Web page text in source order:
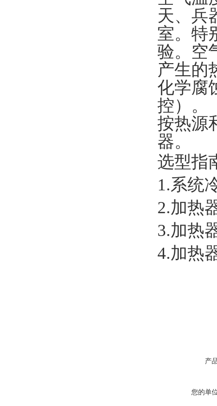
天、兵
室。特
验。空
产生的
化学腐
控）。
按热源
器。
选型指
1.系统
2.加热
3.加热
4.加热
产
您的单